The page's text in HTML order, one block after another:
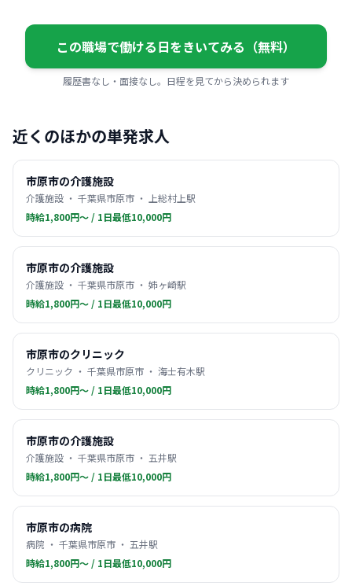
この職場で働ける日をきいてみる（無料）
履歴書なし・面接なし。日程を見てから決められます
近くのほかの単発求人
市原市の介護施設
介護施設 ・ 千葉県市原市 ・ 上総村上駅
時給1,800円〜 / 1日最低10,000円
市原市の介護施設
介護施設 ・ 千葉県市原市 ・ 姉ヶ崎駅
時給1,800円〜 / 1日最低10,000円
市原市のクリニック
クリニック ・ 千葉県市原市 ・ 海士有木駅
時給1,800円〜 / 1日最低10,000円
市原市の介護施設
介護施設 ・ 千葉県市原市 ・ 五井駅
時給1,800円〜 / 1日最低10,000円
市原市の病院
病院 ・ 千葉県市原市 ・ 五井駅
時給1,800円〜 / 1日最低10,000円